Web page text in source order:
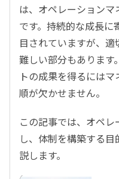
は、オペレーション
です。持続的な成長
目されていますが、
難しい部分もあります
トの成果を得るには
順が欠かせません。
この記事では、オペ
し、体制を構築する
説します。